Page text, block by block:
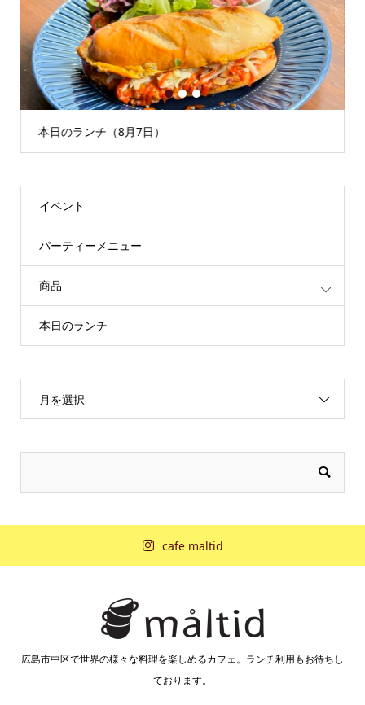
本日のランチ（8月7日）
1 2 3
イベント
パーティーメニュー
商品
本日のランチ
月を選択
cafe maltid
広島市中区で世界の様々な料理を楽しめるカフェ。ランチ利用もお待ちし
ております。